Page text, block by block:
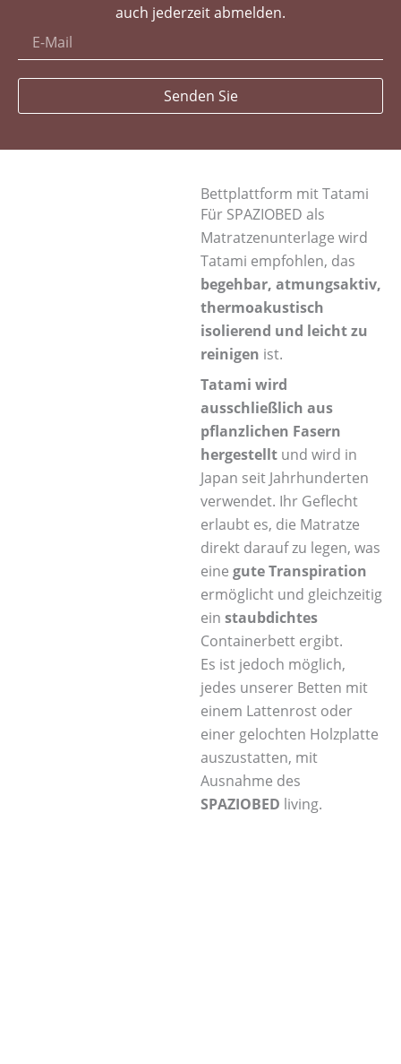
auch jederzeit abmelden.
Senden Sie
Bettplattform mit Tatami
Für SPAZIOBED als
Matratzenunterlage wird
Tatami empfohlen, das
begehbar, atmungsaktiv,
thermoakustisch
isolierend und leicht zu
reinigen ist.
Tatami wird
ausschließlich aus
pflanzlichen Fasern
hergestellt und wird in
Japan seit Jahrhunderten
verwendet. Ihr Geflecht
erlaubt es, die Matratze
direkt darauf zu legen, was
eine gute Transpiration
ermöglicht und gleichzeitig
ein staubdichtes
Containerbett ergibt.
Es ist jedoch möglich,
jedes unserer Betten mit
einem Lattenrost oder
einer gelochten Holzplatte
auszustatten, mit
Ausnahme des
SPAZIOBED living.